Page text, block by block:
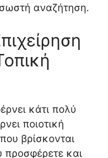
αναζήτηση.
κάτι πολύ
ποιοτική
βρίσκονται
προσφέρετε και